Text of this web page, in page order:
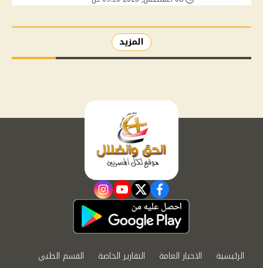
المزيد
facebook
twitter
youtube
instagram
الرئيسية الاخبار العامة التقارير الخاصة
القسم الطبي